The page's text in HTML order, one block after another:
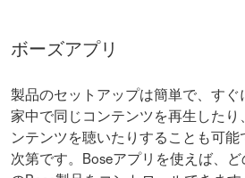
ボーズアプリ
製品のセットアップは簡単で、すぐ
家中で同じコンテンツを再生したり
ンテンツを聴いたりすることも可
次第です。Boseアプリを使えば、